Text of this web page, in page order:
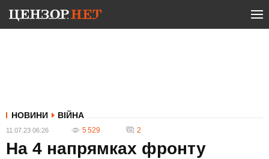
НОВИНИ ВІЙНА
11.07.23 06:26 5 529 2
На 4 напрямках фронту